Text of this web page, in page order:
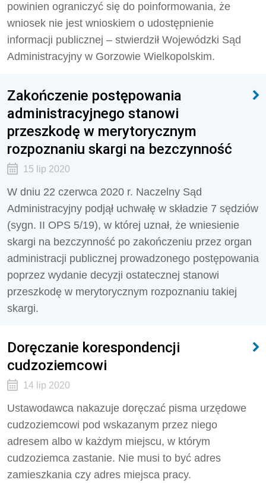
powinien ograniczyć się do poinformowania, że
wniosek nie jest wnioskiem o udostępnienie
informacji publicznej – stwierdził Wojewódzki Sąd
Administracyjny w Gorzowie Wielkopolskim.
Zakończenie postępowania
administracyjnego stanowi
przeszkodę w merytorycznym
rozpoznaniu skargi na bezczynność
15 lip 2020
W dniu 22 czerwca 2020 r. Naczelny Sąd
Administracyjny podjął uchwałę w składzie 7 sędziów
(sygn. II OPS 5/19), w której uznał, że wniesienie
skargi na bezczynność po zakończeniu przez organ
administracji publicznej prowadzonego postępowania
poprzez wydanie decyzji ostatecznej stanowi
przeszkodę w merytorycznym rozpoznaniu takiej
skargi.
Doręczanie korespondencji
cudzoziemcowi
14 lip 2020
Ustawodawca nakazuje doręczać pisma urzędowe
cudzoziemcowi pod wskazanym przez niego
adresem albo w każdym miejscu, w którym
cudzoziemca zastanie. Nie musi to być adres
zamieszkania czy adres miejsca pracy.